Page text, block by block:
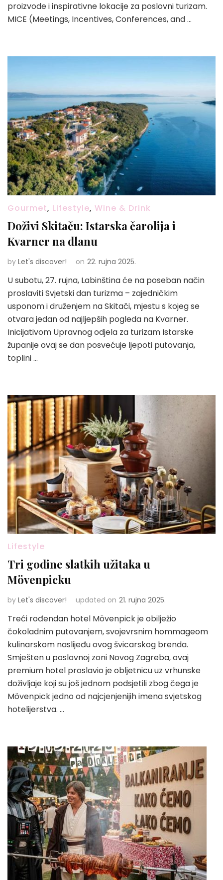
proizvode i inspirativne lokacije za poslovni turizam.
MICE (Meetings, Incentives, Conferences, and …
Gourmet, Lifestyle, Wine & Drink
Doživi Skitaču: Istarska čarolija i
Kvarner na dlanu
by Let's discover! on 22. rujna 2025.
U subotu, 27. rujna, Labinština će na poseban način
proslaviti Svjetski dan turizma – zajedničkim
usponom i druženjem na Skitači, mjestu s kojeg se
otvara jedan od najljepših pogleda na Kvarner.
Inicijativom Upravnog odjela za turizam Istarske
županije ovaj se dan posvećuje ljepoti putovanja,
toplini …
Lifestyle
Tri godine slatkih užitaka u
Mövenpicku
by Let's discover! updated on 21. rujna 2025.
Treći rođendan hotel Mövenpick je obilježio
čokoladnim putovanjem, svojevrsnim hommageom
kulinarskom naslijeđu ovog švicarskog brenda.
Smješten u poslovnoj zoni Novog Zagreba, ovaj
premium hotel proslavio je obljetnicu uz vrhunske
doživljaje koji su još jednom podsjetili zbog čega je
Mövenpick jedno od najcjenjenijih imena svjetskog
hotelijerstva. …